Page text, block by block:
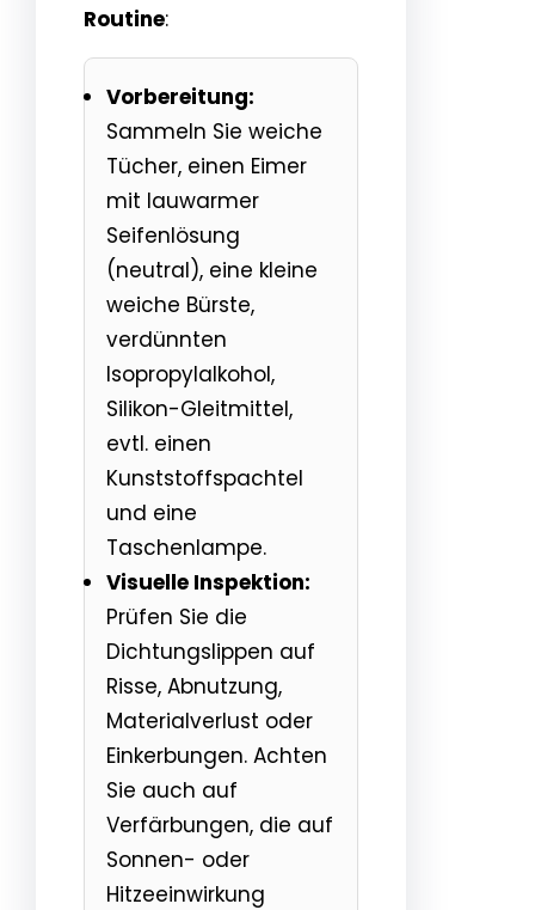
Routine:
Vorbereitung:
Sammeln Sie weiche
Tücher, einen Eimer
mit lauwarmer
Seifenlösung
(neutral), eine kleine
weiche Bürste,
verdünnten
Isopropylalkohol,
Silikon-Gleitmittel,
evtl. einen
Kunststoffspachtel
und eine
Taschenlampe.
Visuelle Inspektion:
Prüfen Sie die
Dichtungslippen auf
Risse, Abnutzung,
Materialverlust oder
Einkerbungen. Achten
Sie auch auf
Verfärbungen, die auf
Sonnen- oder
Hitzeeinwirkung